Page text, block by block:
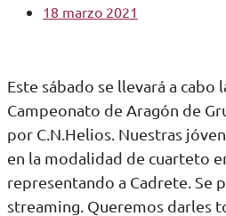
18 marzo 2021
Este sábado se llevará a cabo
Campeonato de Aragón de
por C.N.Helios. Nuestras
en la modalidad de cuarteto
representando a Cadrete. Se
streaming. Queremos darles